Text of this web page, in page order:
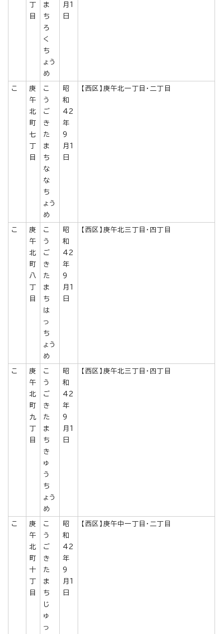
丁
目
ま
ち
ろ
く
ち
ょう
め
月1
日
こ
庚
午
北
町
七
丁
目
こ
う
ご
き
た
ま
ち
な
な
ち
ょう
め
昭
和
42
年
9
月1
日
【西区】庚午北一丁目・二丁目
こ
庚
午
北
町
八
丁
目
こ
う
ご
き
た
ま
ち
は
っ
ち
ょう
め
昭
和
42
年
9
月1
日
【西区】庚午北三丁目・四丁目
こ
庚
午
北
町
九
丁
目
こ
う
ご
き
た
ま
ち
き
ゅ
う
ち
ょう
め
昭
和
42
年
9
月1
日
【西区】庚午北三丁目・四丁目
こ
庚
午
北
町
十
丁
目
こ
う
ご
き
た
ま
ち
じ
ゅ
っ
昭
和
42
年
9
月1
日
【西区】庚午中一丁目・二丁目